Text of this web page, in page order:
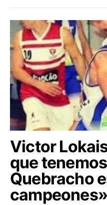
Victor
que
Quebracho
campeones»